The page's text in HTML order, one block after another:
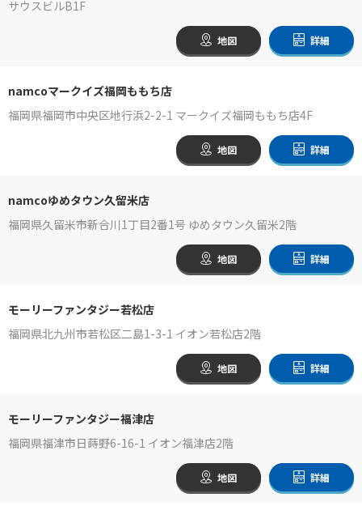
サウスビルB1F
地図 詳細
namcoマークイズ福岡ももち店
福岡県福岡市中央区地行浜2-2-1 マークイズ福岡ももち店4F
地図 詳細
namcoゆめタウン久留米店
福岡県久留米市新合川1丁目2番1号 ゆめタウン久留米2階
地図 詳細
モーリーファンタジー若松店
福岡県北九州市若松区二島1-3-1 イオン若松店2階
地図 詳細
モーリーファンタジー福津店
福岡県福津市日蒔野6-16-1 イオン福津店2階
地図 詳細